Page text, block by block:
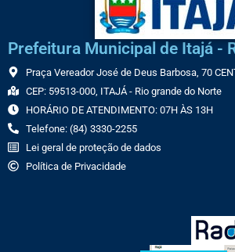
Prefeitura Municipal de Itajá -
Praça Vereador José de Deus Barbosa, 70
CEP: 59513-000, ITAJÁ - Rio grande do Norte
HORÁRIO DE ATENDIMENTO: 07H ÀS 13H
Telefone: (84) 3330-2255
Lei geral de proteção de dados
Política de Privacidade